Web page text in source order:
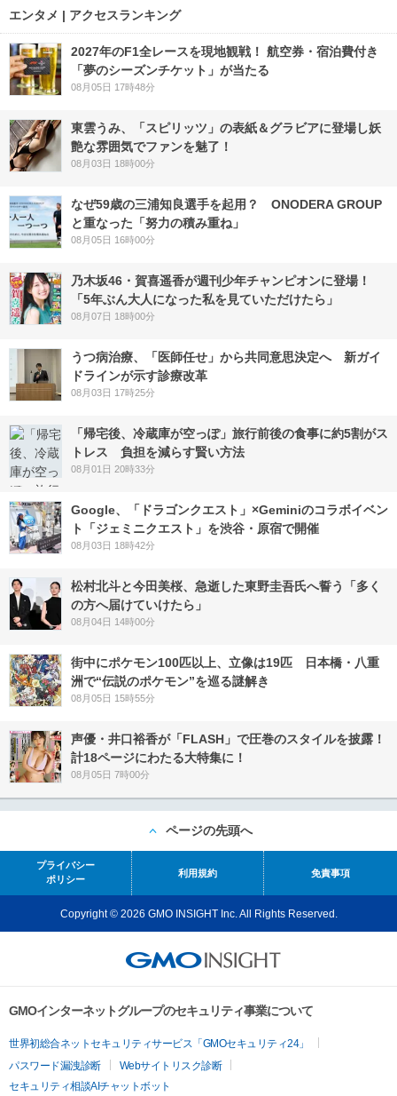
エンタメ | アクセスランキング
2027年のF1全レースを現地観戦！ 航空券・宿泊費付き
「夢のシーズンチケット」が当たる
08月05日 17時48分
東雲うみ、「スピリッツ」の表紙＆グラビアに登場し妖
艶な雰囲気でファンを魅了！
08月03日 18時00分
なぜ59歳の三浦知良選手を起用？ ONODERA GROUP
と重なった「努力の積み重ね」
08月05日 16時00分
乃木坂46・賀喜遥香が週刊少年チャンピオンに登場！
「5年ぶん大人になった私を見ていただけたら」
08月07日 18時00分
うつ病治療、「医師任せ」から共同意思決定へ 新ガイ
ドラインが示す診療改革
08月03日 17時25分
「帰宅後、冷蔵庫が空っぽ」旅行前後の食事に約5割がス
トレス 負担を減らす賢い方法
08月01日 20時33分
Google、「ドラゴンクエスト」×Geminiのコラボイベン
ト「ジェミニクエスト」を渋谷・原宿で開催
08月03日 18時42分
松村北斗と今田美桜、急逝した東野圭吾氏へ誓う「多く
の方へ届けていけたら」
08月04日 14時00分
街中にポケモン100匹以上、立像は19匹 日本橋・八重
洲で“伝説のポケモン”を巡る謎解き
08月05日 15時55分
声優・井口裕香が「FLASH」で圧巻のスタイルを披露！
計18ページにわたる大特集に！
08月05日 7時00分
ページの先頭へ
プライバシー
ポリシー
利用規約 免責事項
Copyright © 2026 GMO INSIGHT Inc. All Rights Reserved.
GMOインターネットグループのセキュリティ事業について
世界初総合ネットセキュリティサービス「GMOセキュリティ24」
パスワード漏洩診断
Webサイトリスク診断
セキュリティ相談AIチャットボット